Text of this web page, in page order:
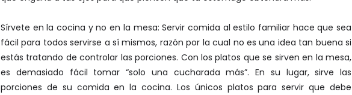
Sírvete en la cocina y no en la mesa: Servir comida al estilo familiar hace que sea
fácil para todos servirse a sí mismos, razón por la cual no es una idea tan buena si
estás tratando de controlar las porciones. Con los platos que se sirven en la mesa,
es demasiado fácil tomar “solo una cucharada más”. En su lugar, sirve las
porciones de su comida en la cocina. Los únicos platos para servir que debe